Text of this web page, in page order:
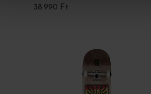
38.990 Ft